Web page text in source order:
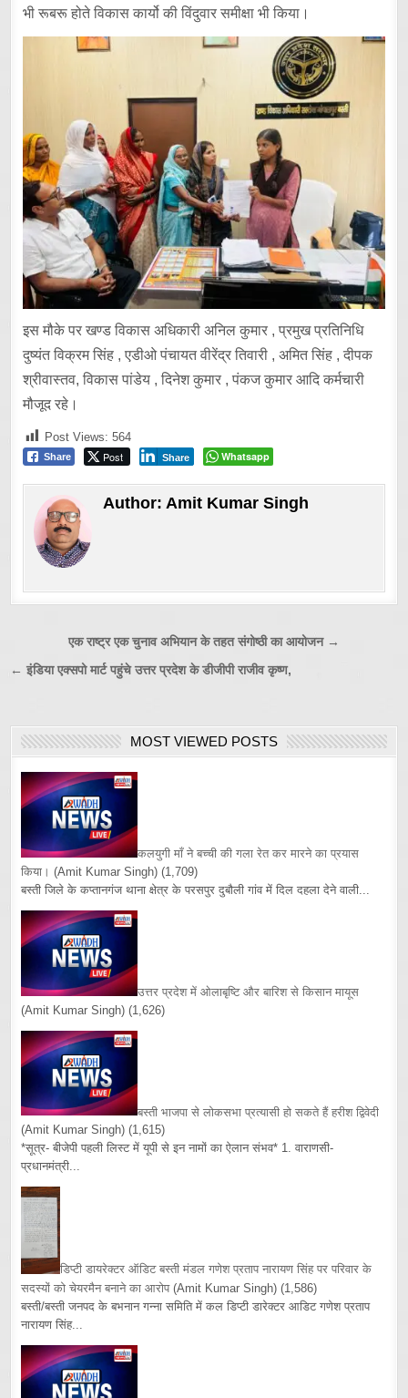
भी रूबरू होते विकास कार्यो की विंदुवार समीक्षा भी किया।
इस मौके पर खण्ड विकास अधिकारी अनिल कुमार , प्रमुख प्रतिनिधि
दुष्यंत विक्रम सिंह , एडीओ पंचायत वीरेंद्र तिवारी , अमित सिंह , दीपक
श्रीवास्तव, विकास पांडेय , दिनेश कुमार , पंकज कुमार आदि कर्मचारी
मौजूद रहे।
Post Views: 564
Share Post Share Whatsapp
Author: Amit Kumar Singh
navigation
एक राष्ट्र एक चुनाव अभियान के तहत संगोष्ठी का आयोजन →
← इंडिया एक्सपो मार्ट पहुंचे उत्तर प्रदेश के डीजीपी राजीव कृष्ण,
MOST VIEWED POSTS
कलयुगी माँ ने बच्ची की गला रेत कर मारने का प्रयास
किया। (Amit Kumar Singh) (1,709)
बस्ती जिले के कप्तानगंज थाना क्षेत्र के परसपुर दुबौली गांव में दिल दहला देने वाली...
उत्तर प्रदेश में ओलाबृष्टि और बारिश से किसान मायूस
(Amit Kumar Singh) (1,626)
बस्ती भाजपा से लोकसभा प्रत्यासी हो सकते हैं हरीश द्विवेदी
(Amit Kumar Singh) (1,615)
*सूत्र- बीजेपी पहली लिस्ट में यूपी से इन नामों का ऐलान संभव* 1. वाराणसी-
प्रधानमंत्री...
डिप्टी डायरेक्टर ऑडिट बस्ती मंडल गणेश प्रताप नारायण सिंह पर परिवार के
सदस्यों को चेयरमैन बनाने का आरोप (Amit Kumar Singh) (1,586)
बस्ती/बस्ती जनपद के बभनान गन्ना समिति में कल डिप्टी डारेक्टर आडिट गणेश प्रताप
नारायण सिंह...